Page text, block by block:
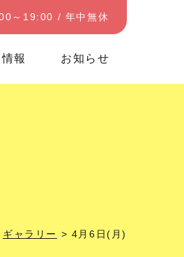
～19:00 / 年中無休
報 お知らせ
ギャラリー > 4月6日(月)